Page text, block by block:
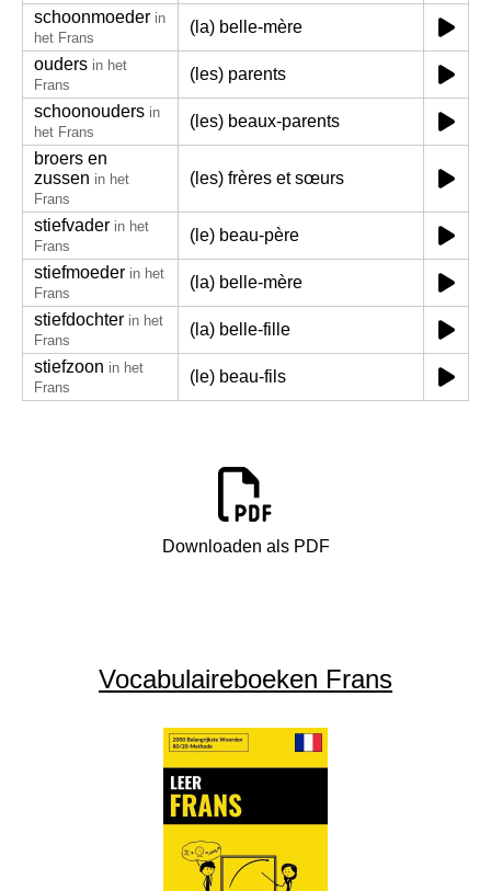
schoonmoeder in
het Frans
(la) belle-mère
ouders in het
Frans
(les) parents
schoonouders in
het Frans
(les) beaux-parents
broers en
zussen in het
Frans
(les) frères et sœurs
stiefvader in het
Frans
(le) beau-père
stiefmoeder in het
Frans
(la) belle-mère
stiefdochter in het
Frans
(la) belle-fille
stiefzoon in het
Frans
(le) beau-fils
Downloaden als PDF
Vocabulaireboeken Frans